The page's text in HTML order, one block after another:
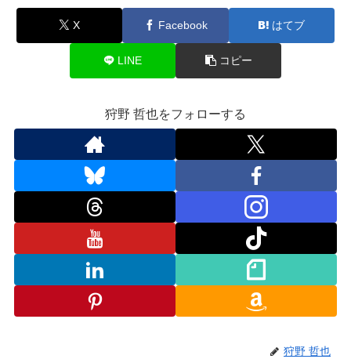
X Facebook はてブ
LINE コピー
狩野 哲也をフォローする
狩野 哲也